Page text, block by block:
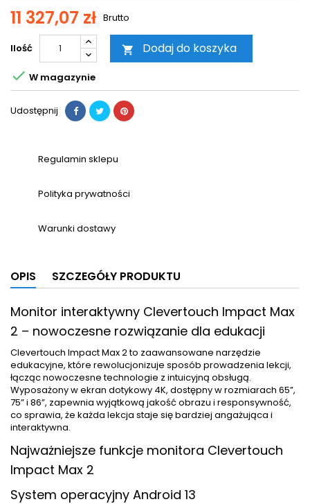
11 327,07 zł Brutto
Ilość  Dodaj do koszyka
 W magazynie
Udostępnij
Regulamin sklepu
Polityka prywatności
Warunki dostawy
OPIS SZCZEGÓŁY PRODUKTU
Monitor interaktywny Clevertouch Impact Max
2 – nowoczesne rozwiązanie dla edukacji
Clevertouch Impact Max 2 to zaawansowane narzędzie
edukacyjne, które rewolucjonizuje sposób prowadzenia lekcji,
łącząc nowoczesne technologie z intuicyjną obsługą.
Wyposażony w ekran dotykowy 4K, dostępny w rozmiarach 65”,
75” i 86”, zapewnia wyjątkową jakość obrazu i responsywność,
co sprawia, że każda lekcja staje się bardziej angażująca i
interaktywna.
Najważniejsze funkcje monitora Clevertouch
Impact Max 2
System operacyjny Android 13